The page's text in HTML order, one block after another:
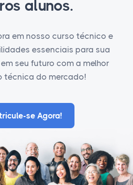
alunos.
em nosso curso técnico e
essenciais para sua
seu futuro com a melhor
técnica do mercado!
se Agora!